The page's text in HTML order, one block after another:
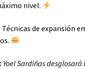
nivel.
Técnicas de expansión
Yoel Sardiñas desglosará